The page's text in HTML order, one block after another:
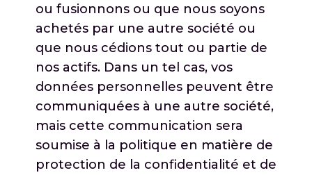
ou fusionnons ou que nous soyons
achetés par une autre société ou
que nous cédions tout ou partie de
nos actifs. Dans un tel cas, vos
données personnelles peuvent être
communiquées à une autre société,
mais cette communication sera
soumise à la politique en matière de
protection de la confidentialité et de